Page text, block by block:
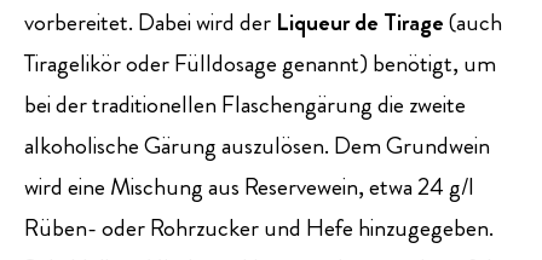
vorbereitet. Dabei wird der Liqueur de Tirage(auch
Tiragelikör oder Fülldosage genannt) benötigt, um
bei der traditionellen Flaschengärung die zweite
alkoholische Gärung auszulösen. Dem Grundwein
wird eine Mischung aus Reservewein, etwa 24 g/l
Rüben- oder Rohrzucker und Hefe hinzugegeben.